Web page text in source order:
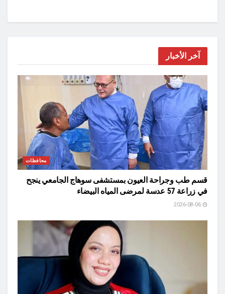
آخر الأخبار
محافظات
قسم طب وجراحة العيون بمستشفى سوهاج الجامعي ينجح
في زراعة 57 عدسة لمرضى المياه البيضاء